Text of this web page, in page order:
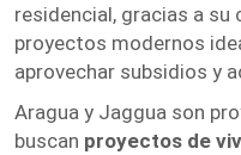
residencial, gracias a su
proyectos modernos
aprovechar subsidios y
Aragua y Jaggua son
buscan proyectos de